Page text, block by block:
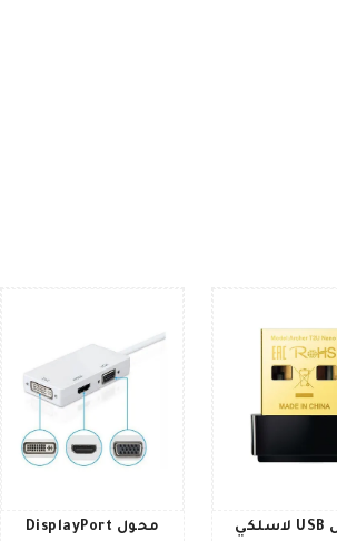
محول USB لاسلكي
محول DisplayPort